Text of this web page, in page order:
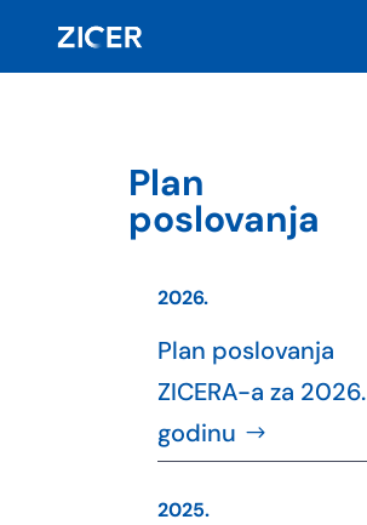
Plan
poslovanja
2026.
Plan poslovanja
ZICERA-a za 2026.
godinu
2025.